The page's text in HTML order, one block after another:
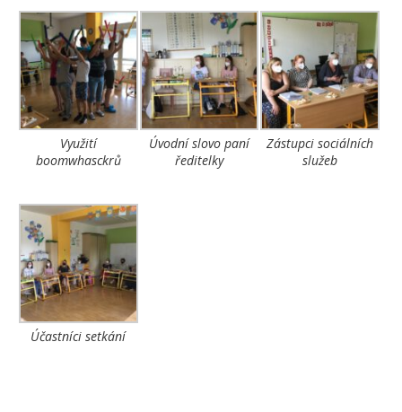
Využití
boomwhasckrů
Úvodní slovo paní
ředitelky
Zástupci sociálních
služeb
Účastníci setkání